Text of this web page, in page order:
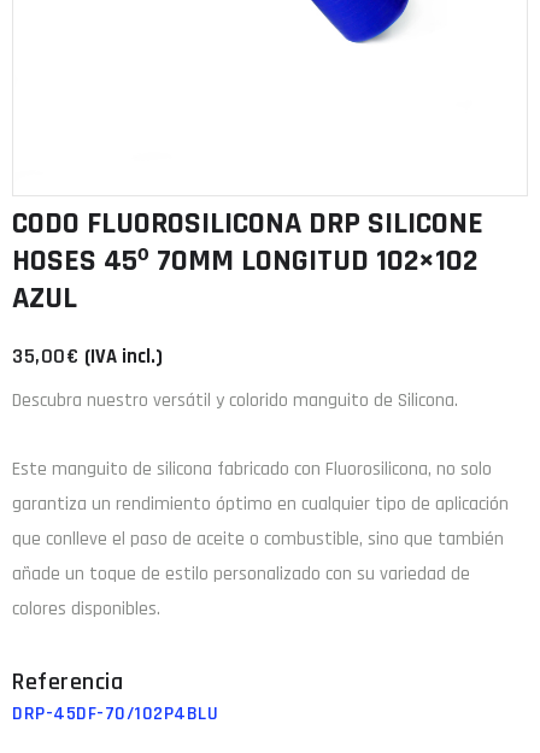
CODO FLUOROSILICONA DRP SILICONE
HOSES 45º 70MM LONGITUD 102×102
AZUL
35,00€ (IVA incl.)
Descubra nuestro versátil y colorido manguito de Silicona.
Este manguito de silicona fabricado con Fluorosilicona, no solo
garantiza un rendimiento óptimo en cualquier tipo de aplicación
que conlleve el paso de aceite o combustible, sino que también
añade un toque de estilo personalizado con su variedad de
colores disponibles.
DRP-45DF-70/102P4BLU